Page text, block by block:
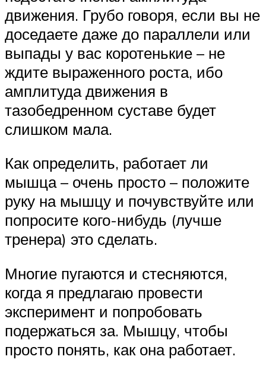
движения. Грубо говоря, если вы не
доседаете даже до параллели или
выпады у вас коротенькие – не
ждите выраженного роста, ибо
амплитуда движения в
тазобедренном суставе будет
слишком мала.
Как определить, работает ли
мышца – очень просто – положите
руку на мышцу и почувствуйте или
попросите кого-нибудь (лучше
тренера) это сделать.
Многие пугаются и стесняются,
когда я предлагаю провести
эксперимент и попробовать
подержаться за. Мышцу, чтобы
просто понять, как она работает.